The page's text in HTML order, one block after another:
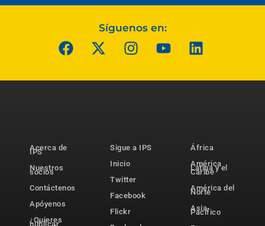
Síguenos en:
Acerca de
IPS
Nuestros
socios
Contáctenos
Apóyenos
¿Quieres
publicar
Sigue a IPS
Inicio
Twitter
Facebook
Flickr
África
América
Latina y el
Caribe
América del
Norte
Asia-
Pacífico